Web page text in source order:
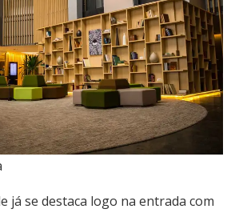
já se destaca logo na entrada com